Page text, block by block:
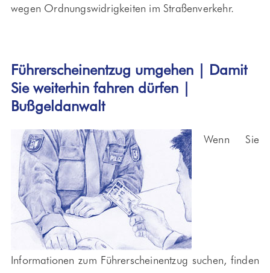
wegen Ordnungswidrigkeiten im Straßenverkehr.
Führerscheinentzug umgehen | Damit
Sie weiterhin fahren dürfen |
Bußgeldanwalt
Wenn Sie
Informationen zum Führerscheinentzug suchen, finden